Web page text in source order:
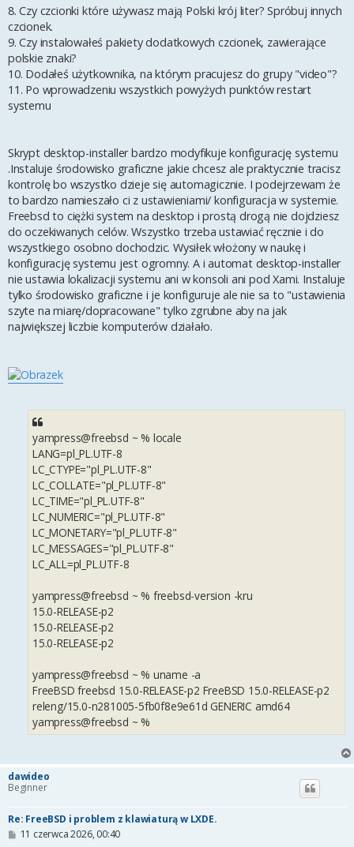
8. Czy czcionki które używasz mają Polski krój liter? Spróbuj innych
czcionek.
9. Czy instalowałeś pakiety dodatkowych czcionek, zawierające
polskie znaki?
10. Dodałeś użytkownika, na którym pracujesz do grupy "video"?
11. Po wprowadzeniu wszystkich powyżych punktów restart
systemu
Skrypt desktop-installer bardzo modyfikuje konfigurację systemu
.Instaluje środowisko graficzne jakie chcesz ale praktycznie tracisz
kontrolę bo wszystko dzieje się automagicznie. I podejrzewam że
to bardzo namieszało ci z ustawieniami/ konfiguracja w systemie.
Freebsd to ciężki system na desktop i prostą drogą nie dojdziesz
do oczekiwanych celów. Wszystko trzeba ustawiać ręcznie i do
wszystkiego osobno dochodzic. Wysiłek włożony w naukę i
konfigurację systemu jest ogromny. A i automat desktop-installer
nie ustawia lokalizacji systemu ani w konsoli ani pod Xami. Instaluje
tylko środowisko graficzne i je konfiguruje ale nie sa to "ustawienia
szyte na miarę/dopracowane" tylko zgrubne aby na jak
największej liczbie komputerów działało.
yampress@freebsd ~ % locale
LANG=pl_PL.UTF-8
LC_CTYPE="pl_PL.UTF-8"
LC_COLLATE="pl_PL.UTF-8"
LC_TIME="pl_PL.UTF-8"
LC_NUMERIC="pl_PL.UTF-8"
LC_MONETARY="pl_PL.UTF-8"
LC_MESSAGES="pl_PL.UTF-8"
LC_ALL=pl_PL.UTF-8
yampress@freebsd ~ % freebsd-version -kru
15.0-RELEASE-p2
15.0-RELEASE-p2
15.0-RELEASE-p2
yampress@freebsd ~ % uname -a
FreeBSD freebsd 15.0-RELEASE-p2 FreeBSD 15.0-RELEASE-p2
releng/15.0-n281005-5fb0f8e9e61d GENERIC amd64
yampress@freebsd ~ %
dawideo
Beginner
Re: FreeBSD i problem z klawiaturą w LXDE.
P11 czerwca 2026, 00:40